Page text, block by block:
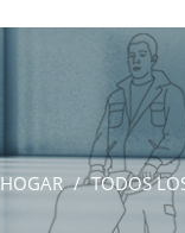
HOGAR TODOS